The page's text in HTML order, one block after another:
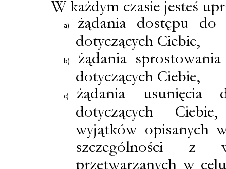
W każdym czasie jesteś
żądania dostępu do
dotyczących Ciebie,
żądania
dotyczących Ciebie,
żądania usunięcia
dotyczących
wyjątków
szczególności z
przetwarzanych w